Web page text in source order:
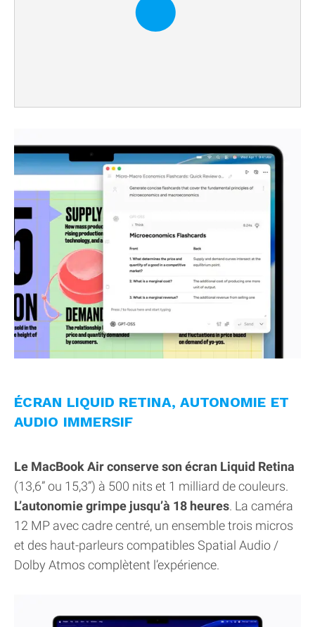
ÉCRAN LIQUID RETINA, AUTONOMIE ET
AUDIO IMMERSIF
Le MacBook Air conserve son écran Liquid Retina
(13,6” ou 15,3”) à 500 nits et 1 milliard de couleurs.
L’autonomie grimpe jusqu’à 18 heures. La caméra
12 MP avec cadre centré, un ensemble trois micros
et des haut-parleurs compatibles Spatial Audio /
Dolby Atmos complètent l’expérience.